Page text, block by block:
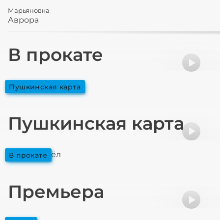
Марьяновка
Аврора
В прокате
пушкинская карта
Старый орёл
Пушкинская карта
в прокате
Старый орёл
Премьера